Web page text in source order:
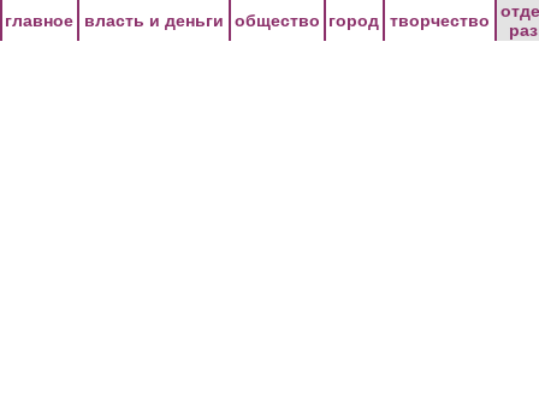
главное власть и деньги общество город творчество